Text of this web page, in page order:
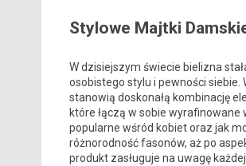
Stylowe Majtki
W dzisiejszym świecie bielizna
osobistego stylu i pewności
stanowią doskonałą kombinację
które łączą w sobie
popularne wśród kobiet oraz jak
różnorodność fasonów, aż po
produkt zasługuje na uwagę